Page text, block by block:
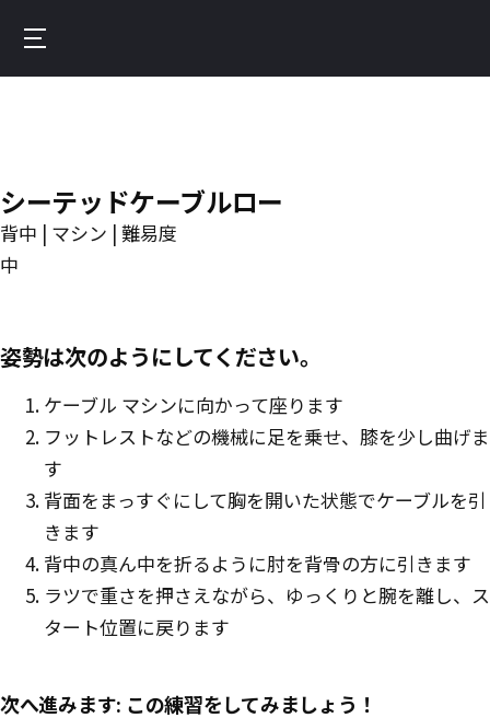
main
シーテッドケーブルロー
背中 | マシン | 難易度
中
姿勢は次のようにしてください。
ケーブル マシンに向かって座ります
フットレストなどの機械に足を乗せ、膝を少し曲げま
す
背面をまっすぐにして胸を開いた状態でケーブルを引
きます
背中の真ん中を折るように肘を背骨の方に引きます
ラツで重さを押さえながら、ゆっくりと腕を離し、ス
タート位置に戻ります
次へ進みます: この練習をしてみましょう！